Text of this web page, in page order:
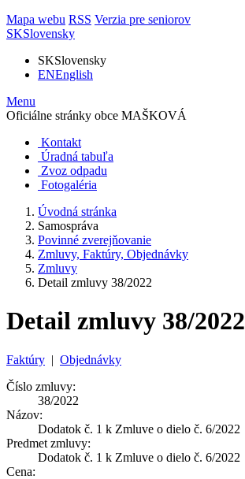
Mapa webu RSS Verzia pre seniorov
SKSlovensky
SKSlovensky
ENEnglish
Menu
Oficiálne stránky obce MAŠKOVÁ
Kontakt
Úradná tabuľa
Zvoz odpadu
Fotogaléria
Úvodná stránka
Samospráva
Povinné zverejňovanie
Zmluvy, Faktúry, Objednávky
Zmluvy
Detail zmluvy 38/2022
Detail zmluvy 38/2022
Faktúry | Objednávky
Číslo zmluvy:
38/2022
Názov:
Dodatok č. 1 k Zmluve o dielo č. 6/2022
Predmet zmluvy:
Dodatok č. 1 k Zmluve o dielo č. 6/2022
Cena: